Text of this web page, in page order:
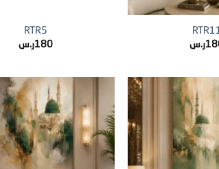
ر.س
RTR5
180ر.س